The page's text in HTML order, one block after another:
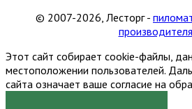
© 2007-2026, Лесторг -
производителя
Этот сайт собирает cookie-файлы,
местоположении пользователей.
сайта означает ваше согласие на